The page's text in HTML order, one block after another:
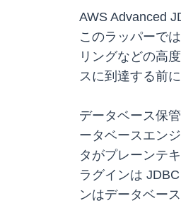
AWS Advanced
このラッパーで
リングなどの高
スに到達する前
データベース保
ータベースエン
タがプレーンテ
ラグインは
ンはデータベー